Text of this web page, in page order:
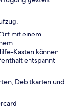
mit einem
Kasten können
entspannt
Debitkarten und